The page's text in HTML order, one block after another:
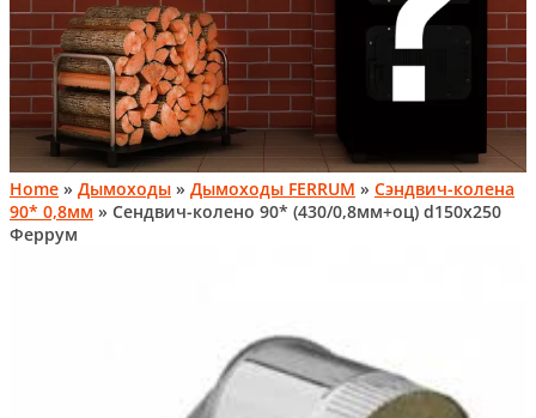
Home » Дымоходы » Дымоходы FERRUM » Сэндвич-колена
90* 0,8мм » Сендвич-колено 90* (430/0,8мм+оц) d150х250
Феррум